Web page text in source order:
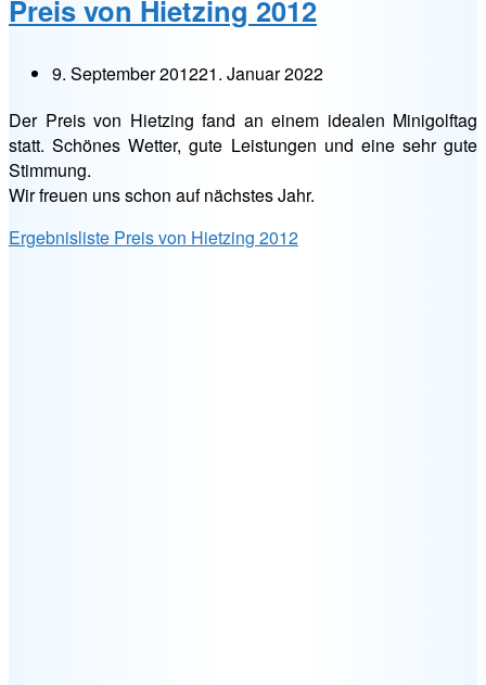
Preis von Hietzing 2012
9. September 201221. Januar 2022
Der Preis von Hietzing fand an einem idealen Minigolftag
statt. Schönes Wetter, gute Leistungen und eine sehr gute
Stimmung.
Wir freuen uns schon auf nächstes Jahr.
Ergebnisliste Preis von Hietzing 2012